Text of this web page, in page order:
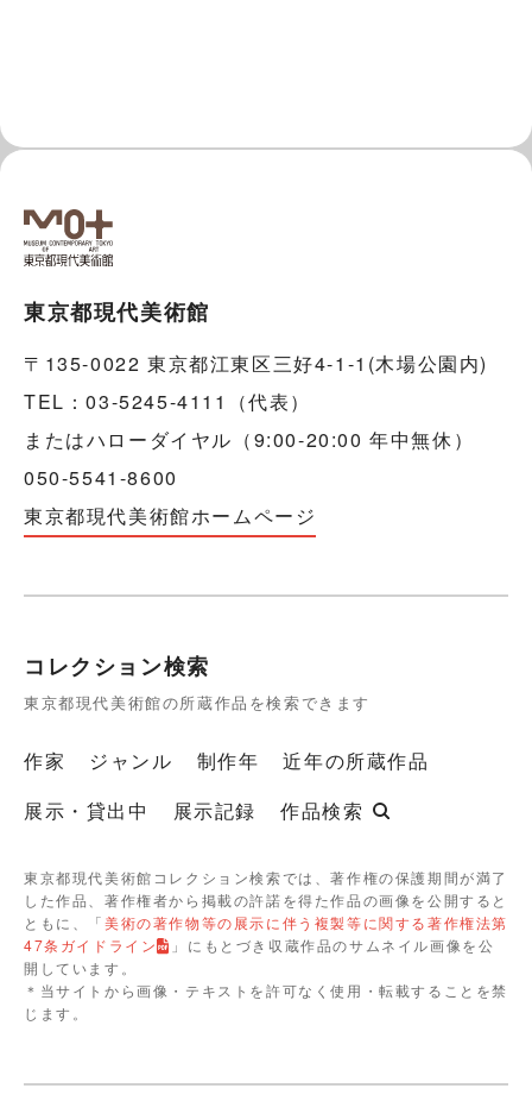
東京都現代美術館
〒135-0022 東京都江東区三好4-1-1(木場公園内)
TEL：03-5245-4111（代表）
またはハローダイヤル（9:00-20:00 年中無休）
050-5541-8600
東京都現代美術館ホームページ
コレクション検索
東京都現代美術館の所蔵作品を検索できます
作家 ジャンル 制作年
近年の所蔵作品
展示・貸出中
展示記録 作品検索
東京都現代美術館コレクション検索では、著作権の保護期間が満了
した作品、著作権者から掲載の許諾を得た作品の画像を公開すると
ともに、「美術の著作物等の展示に伴う複製等に関する著作権法第
47条ガイドライン
」にもとづき収蔵作品のサムネイル画像を公
開しています。
＊当サイトから画像・テキストを許可なく使用・転載することを禁
じます。